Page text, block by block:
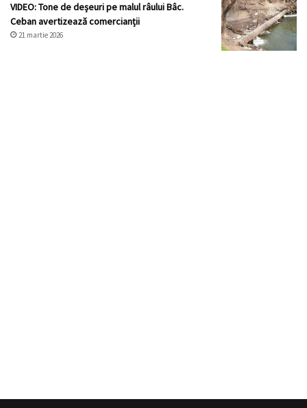
VIDEO: Tone de deșeuri pe malul râului Bâc.
Ceban avertizează comercianții
21 martie 2026